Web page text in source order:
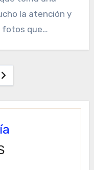
la atención y
fotos que…